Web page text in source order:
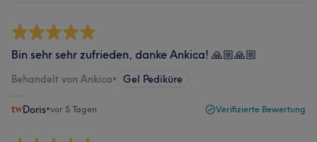
Bin sehr sehr zufrieden, danke Ankica! 🙏🏼🙏🏼
Behandelt von Ankica• Gel Pediküre
Doris•vor 5 Tagen Verifizierte Bewertung